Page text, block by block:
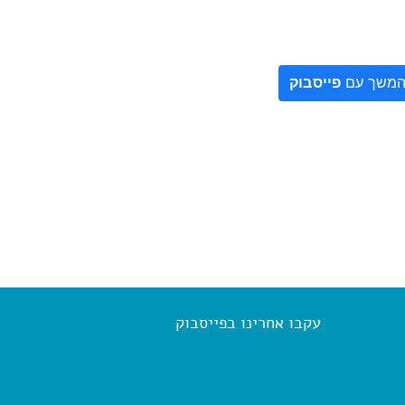
המשך עם פייסבוק
עקבו אחרינו בפייסבוק